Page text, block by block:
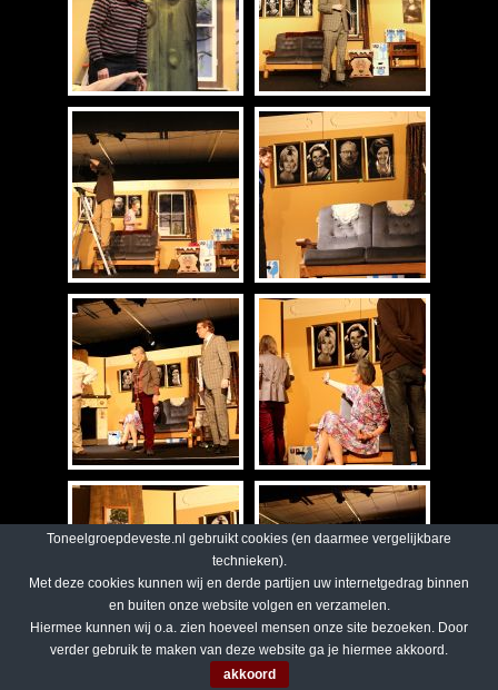
Toneelgroepdeveste.nl gebruikt cookies (en daarmee vergelijkbare
technieken).
Met deze cookies kunnen wij en derde partijen uw internetgedrag binnen
en buiten onze website volgen en verzamelen.
Hiermee kunnen wij o.a. zien hoeveel mensen onze site bezoeken. Door
verder gebruik te maken van deze website ga je hiermee akkoord.
akkoord